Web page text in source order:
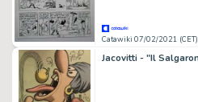
Catawiki 07/02/2021 (CET)